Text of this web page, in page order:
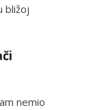
bližoj
nemio